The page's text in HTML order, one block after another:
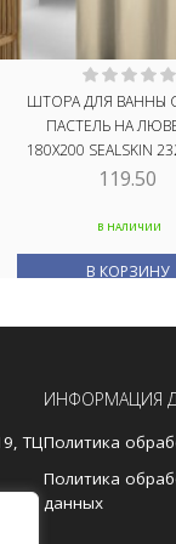
ШТОРА ДЛЯ ВАННЫ
ПАСТЕЛЬ НА
180Х200 SEALSKIN
119.50
В НАЛИЧИИ
В КОРЗИНУ
ТЦ
ИНФОРМАЦИЯ
Политика
Политика
данных